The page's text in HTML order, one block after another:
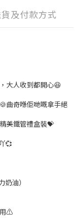
及付款方式
大人收到都開心😆
曲奇喺佢哋嘅拿手絕
美鐵管禮盒裝💝
💞
油）
⚠️